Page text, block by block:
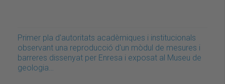
Primer pla d'autoritats acadèmiques i institucionals
observant una reproducció d'un mòdul de mesures i
barreres dissenyat per Enresa i exposat al Museu de
geologia…